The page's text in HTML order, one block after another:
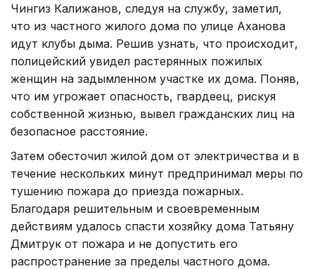
Чингиз Калижанов, следуя на службу, заметил,
что из частного жилого дома по улице Аханова
идут клубы дыма. Решив узнать, что происходит,
полицейский увидел растерянных пожилых
женщин на задымленном участке их дома. Поняв,
что им угрожает опасность, гвардеец, рискуя
собственной жизнью, вывел гражданских лиц на
безопасное расстояние.
Затем обесточил жилой дом от электричества и в
течение нескольких минут предпринимал меры по
тушению пожара до приезда пожарных.
Благодаря решительным и своевременным
действиям удалось спасти хозяйку дома Татьяну
Дмитрук от пожара и не допустить его
распространение за пределы частного дома.